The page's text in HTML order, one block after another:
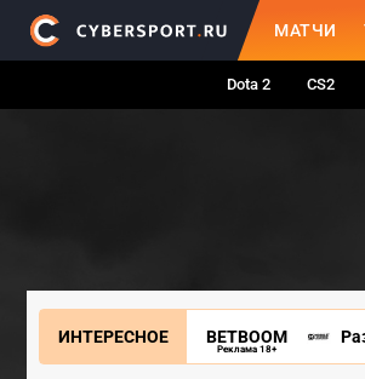
МАТЧИ
Dota 2 CS2
ИНТЕРЕСНОЕ BETBOOM
Реклама 18+